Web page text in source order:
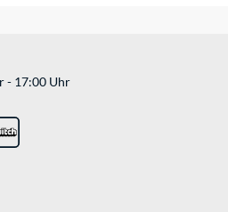
- 17:00 Uhr